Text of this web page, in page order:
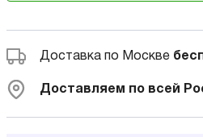
Доставка по Москве
Доставляем по всей